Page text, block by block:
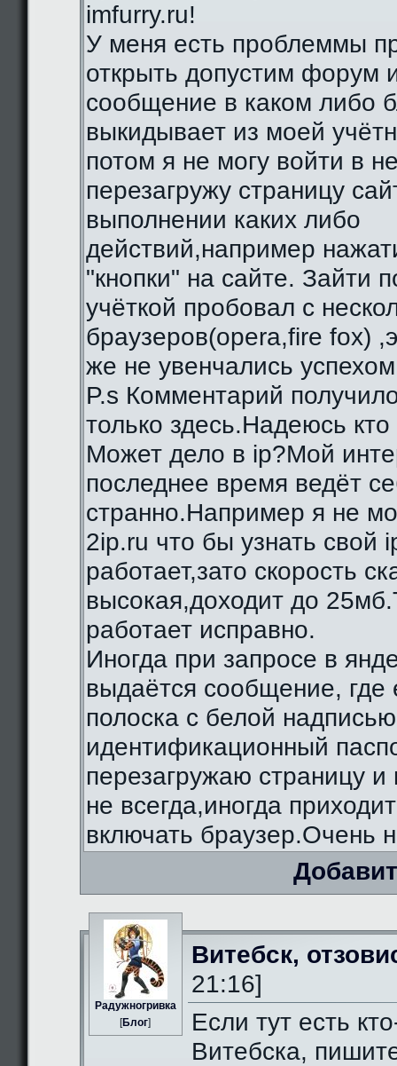
imfurry.ru!
У меня есть проблеммы
открыть допустим форум
сообщение в каком либо
выкидывает из моей
потом я не могу войти в
перезагружу страницу
выполнении каких либо
действий,например
"кнопки" на сайте. Зайти
учёткой пробовал с
браузеров(opera,fire fox)
же не увенчались
P.s Комментарий
только здесь.Надеюсь
Может дело в ip?Мой
последнее время ведёт
странно.Например я не
2ip.ru что бы узнать свой
работает,зато скорость
высокая,доходит до
работает исправно.
Иногда при запросе в
выдаётся сообщение, где
полоска с белой
идентификационный
перезагружаю страницу и
не всегда,иногда
включать браузер.Очень
Радужногривка
[Блог]
Витебск,
21:16]
Если тут есть
Витебска,